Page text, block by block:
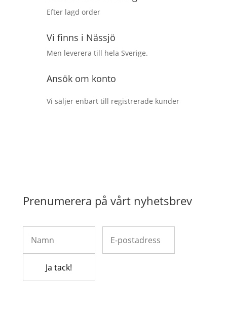
Efter lagd order
Vi finns i Nässjö
Men leverera till hela Sverige.
Ansök om konto
Vi säljer enbart till registrerade kunder
Prenumerera på vårt nyhetsbrev